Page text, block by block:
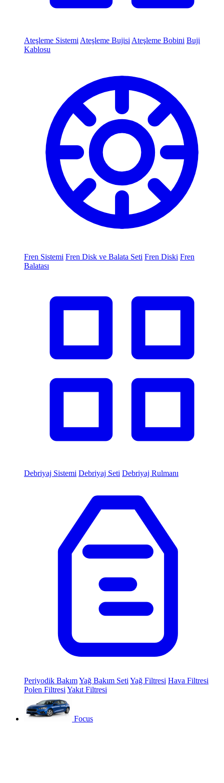
Ateşleme Sistemi Ateşleme Bujisi Ateşleme Bobini Buji
Kablosu
Fren Sistemi Fren Disk ve Balata Seti Fren Diski Fren
Balatası
Debriyaj Sistemi Debriyaj Seti Debriyaj Rulmanı
Periyodik BakımYağ Bakım Seti Yağ Filtresi Hava Filtresi
Polen Filtresi Yakıt Filtresi
Focus